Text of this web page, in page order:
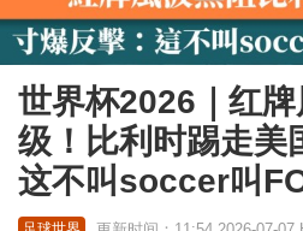
世界杯2026｜红
级！比利时踢走美
这不叫soccer叫